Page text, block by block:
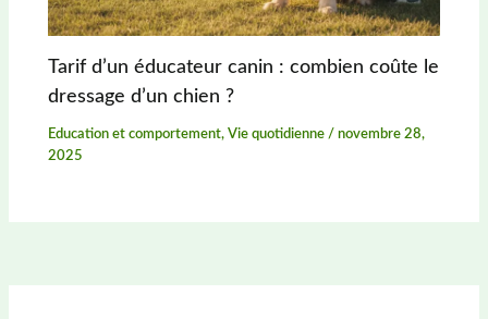
Tarif d’un éducateur canin : combien coûte le
dressage d’un chien ?
Education et comportement,Vie quotidienne /novembre 28,
2025